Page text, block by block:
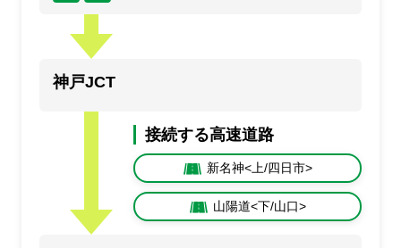
神戸JCT
接続する高速道路
新名神<上/四日市>
山陽道<下/山口>